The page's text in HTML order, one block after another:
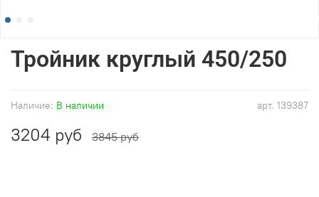
арт. 139387
Наличие: В наличии
Тройник круглый 450/250
3204 руб 3845 руб